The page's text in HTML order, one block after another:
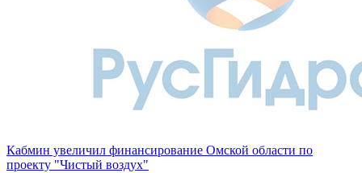
Кабмин увеличил финансирование Омской области по
проекту "Чистый воздух"